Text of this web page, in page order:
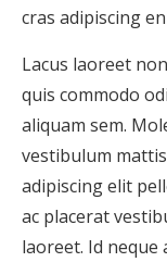
cras adipiscing
Lacus laoreet
quis commodo
aliquam sem.
vestibulum
adipiscing elit
ac placerat
laoreet. Id